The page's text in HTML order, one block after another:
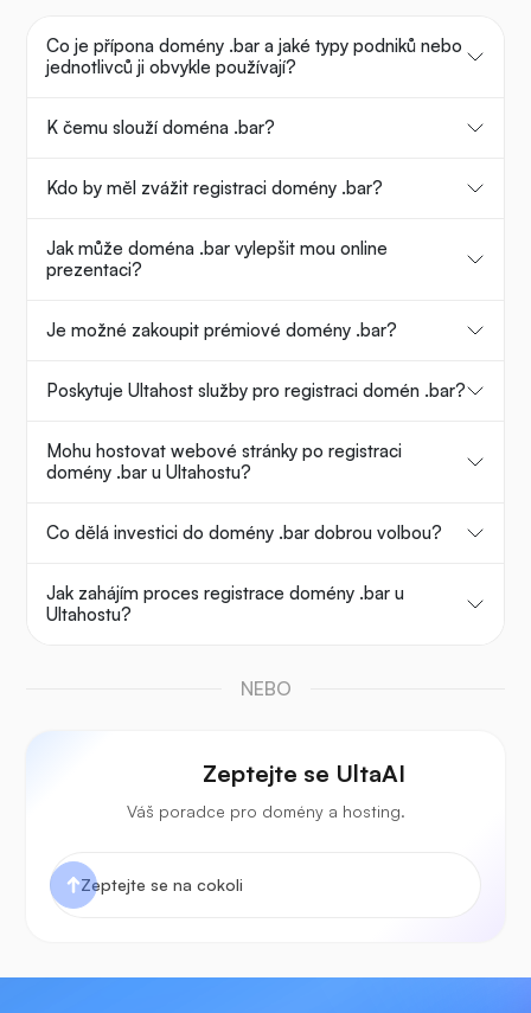
Co je přípona domény .bar a jaké typy podniků nebo
jednotlivců ji obvykle používají?
K čemu slouží doména .bar?
Kdo by měl zvážit registraci domény .bar?
Jak může doména .bar vylepšit mou online
prezentaci?
Je možné zakoupit prémiové domény .bar?
Poskytuje Ultahost služby pro registraci domén .bar?
Mohu hostovat webové stránky po registraci
domény .bar u Ultahostu?
Co dělá investici do domény .bar dobrou volbou?
Jak zahájím proces registrace domény .bar u
Ultahostu?
NEBO
Zeptejte se UltaAI
Váš poradce pro domény a hosting.